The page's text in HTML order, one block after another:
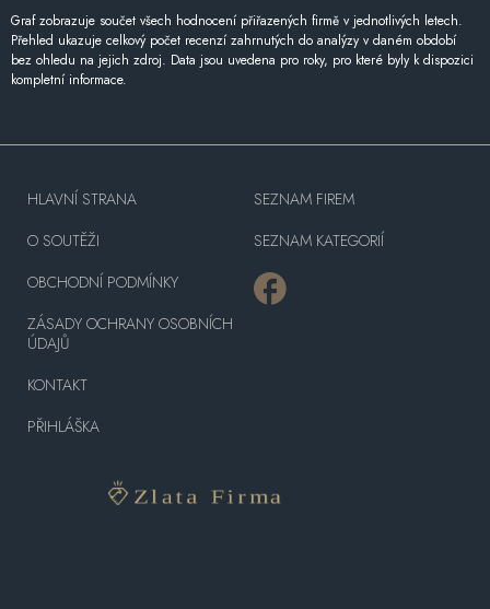
Graf zobrazuje součet všech hodnocení přiřazených firmě v jednotlivých letech.
Přehled ukazuje celkový počet recenzí zahrnutých do analýzy v daném období
bez ohledu na jejich zdroj. Data jsou uvedena pro roky, pro které byly k dispozici
kompletní informace.
HLAVNÍ STRANA
O SOUTĚŽI
OBCHODNÍ PODMÍNKY
ZÁSADY OCHRANY OSOBNÍCH
ÚDAJŮ
KONTAKT
PŘIHLÁŠKA
SEZNAM FIREM
SEZNAM KATEGORIÍ